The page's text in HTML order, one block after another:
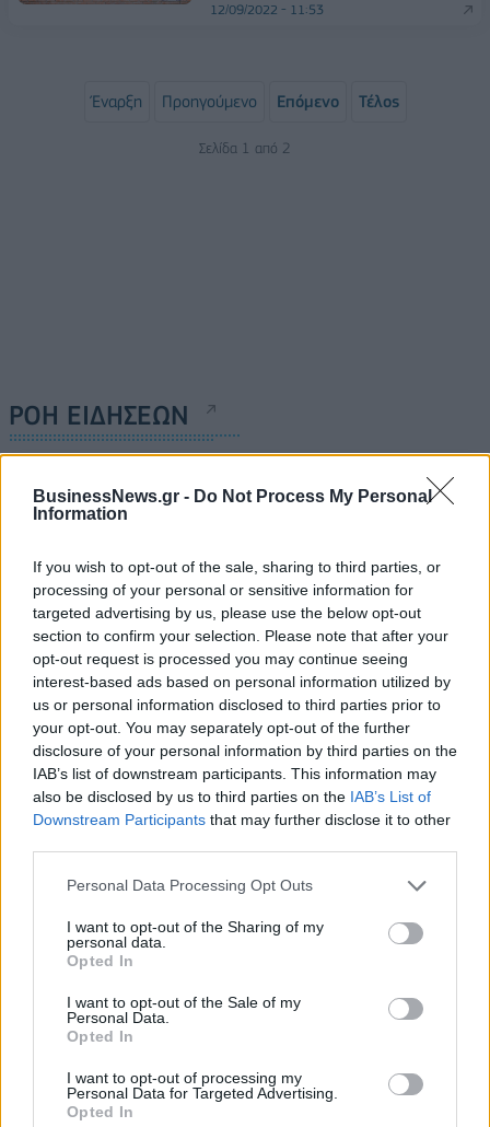
BusinessNews.gr - Do Not Process My Personal
Information
If you wish to opt-out of the sale, sharing to third parties, or
processing of your personal or sensitive information for
targeted advertising by us, please use the below opt-out
section to confirm your selection. Please note that after your
opt-out request is processed you may continue seeing
interest-based ads based on personal information utilized by
us or personal information disclosed to third parties prior to
your opt-out. You may separately opt-out of the further
disclosure of your personal information by third parties on the
IAB’s list of downstream participants. This information may
also be disclosed by us to third parties on the IAB’s List of
Downstream Participants that may further disclose it to other
Personal Data Processing Opt Outs
I want to opt-out of the Sharing of my
personal data.
Opted In
I want to opt-out of the Sale of my
Personal Data.
Opted In
I want to opt-out of processing my
Personal Data for Targeted Advertising.
Opted In
12/09/2022 - 11:53
Έναρξη Προηγούμενο Επόμενο Τέλος
Σελίδα 1 από 2
ΡΟΗ ΕΙΔΗΣΕΩΝ
Η Gen Z αποταμιεύει λιγότερο, από άλλες γενιές -
Ενίσχυση της χρήσης fintech
Ποιες περιοχές τίθενται σε κατάσταση
κινητοποίησης Red Code - Σε επιφυλακή η
Πυροσβεστική
10/08/2026 - 09:00 ΕΛΛΑΔΑ
Π. Μαρινάκης: «Το δημογραφικό δεν μπορεί να
περιμένει»
09/08/2026 - 14:34 ΠΟΛΙΤΙΚΗ
Ε. Τουρνάς: Πάνω από 400 πυρκαγιές σε δέκα
ημέρες - Σε επιφυλακή ο κρατικός μηχανισμός
09/08/2026 - 14:17 ΠΟΛΙΤΙΚΗ
Εξαγωγές: Η Ελλάδα κερδίζει τους Ευρωπαίους
κλάδους (Εθνική Τράπεζα)
09/08/2026 - 13:51
Προς εκτύπωση το πολλαπλό βιβλίο - «Σύγχρονο
εκπαιδευτικό υλικό, τόσο σε έντυπη όσο και σε
09/08/2026 - 13:24 ΕΛΛΑΔΑ